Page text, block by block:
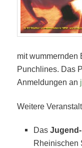
mit wummernden
Punchlines. Das
Anmeldungen an
Weitere
Das
Rheinischen